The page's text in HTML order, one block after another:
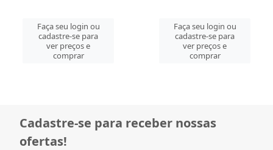
Faça seu login ou
cadastre-se para
ver preços e
comprar
Faça seu login ou
cadastre-se para
ver preços e
comprar
Cadastre-se para receber nossas
ofertas!